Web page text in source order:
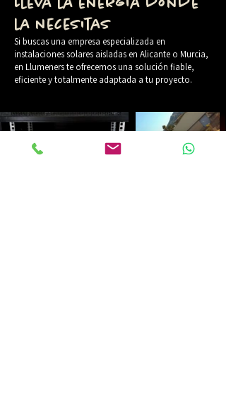
Lleva la energía donde
la necesitas
Si buscas una empresa especializada en
instalaciones solares aisladas en Alicante o Murcia,
en Llumeners te ofrecemos una solución fiable,
eficiente y totalmente adaptada a tu proyecto.